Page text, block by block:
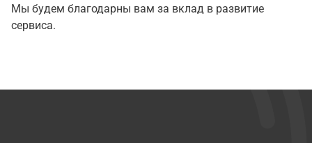
Мы будем благодарны вам за вклад в развитие
сервиса.